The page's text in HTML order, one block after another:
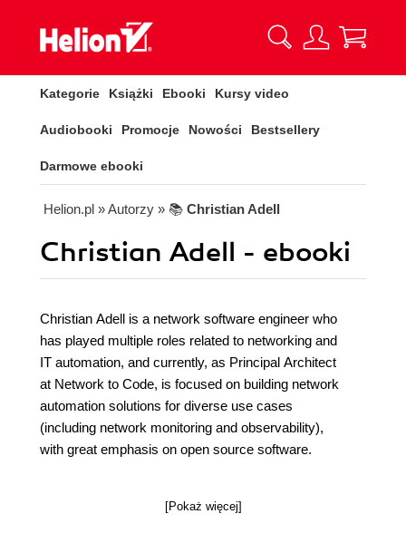
Kategorie Książki Ebooki Kursy video
Audiobooki Promocje Nowości Bestsellery
Darmowe ebooki
Helion.pl » Autorzy » 📚 Christian Adell
Christian Adell - ebooki
Christian Adell is a network software engineer who
has played multiple roles related to networking and
IT automation, and currently, as Principal Architect
at Network to Code, is focused on building network
automation solutions for diverse use cases
(including network monitoring and observability),
with great emphasis on open source software.
[Pokaż więcej]